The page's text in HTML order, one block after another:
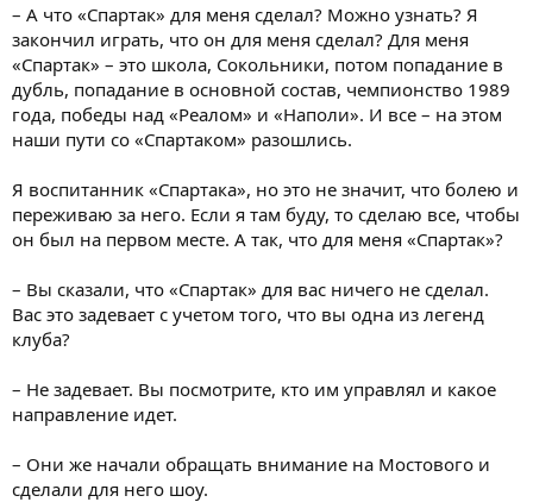
– А что «Спартак» для меня сделал? Можно узнать? Я
закончил играть, что он для меня сделал? Для меня
«Спартак» – это школа, Сокольники, потом попадание в
дубль, попадание в основной состав, чемпионство 1989
года, победы над «Реалом» и «Наполи». И все – на этом
наши пути со «Спартаком» разошлись.
Я воспитанник «Спартака», но это не значит, что болею и
переживаю за него. Если я там буду, то сделаю все, чтобы
он был на первом месте. А так, что для меня «Спартак»?
– Вы сказали, что «Спартак» для вас ничего не сделал.
Вас это задевает с учетом того, что вы одна из легенд
клуба?
– Не задевает. Вы посмотрите, кто им управлял и какое
направление идет.
– Они же начали обращать внимание на Мостового и
сделали для него шоу.